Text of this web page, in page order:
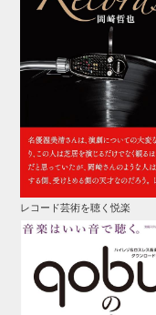
レコード芸術を聴く悦楽